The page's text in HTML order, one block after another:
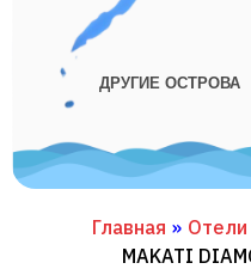
ДРУГИЕ ОСТРОВА
Главная » Отели
MAKATI